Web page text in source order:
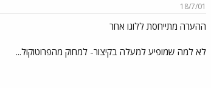
18/7/01
ההערה מתייחסת ללוגו אחר
לא למה שמופיע למעלה בקיצור- למחוק מהפרוטוקול...